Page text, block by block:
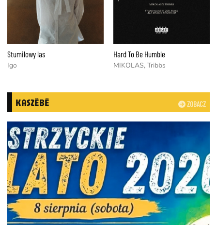
Stumilowy las
Igo
Hard To Be Humble
MIKOLAS, Tribbs
ZOBACZ
KASZËBË